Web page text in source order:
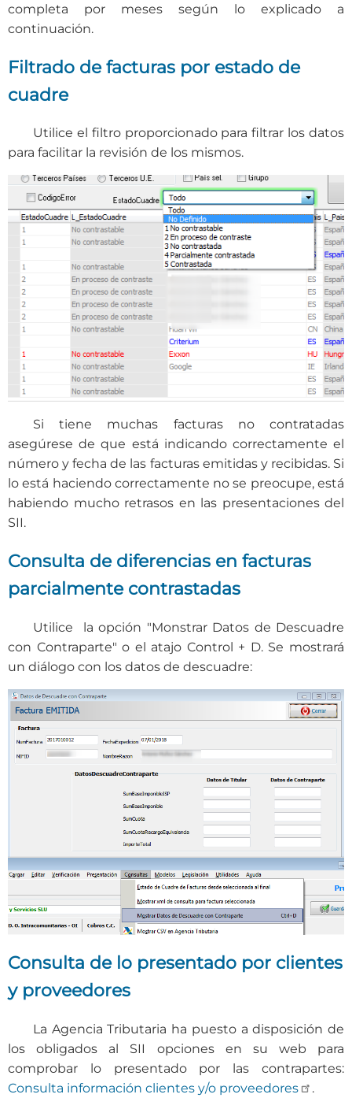
completa por meses según lo explicado a
continuación.
Filtrado de facturas por estado de
cuadre
Utilice el filtro proporcionado para filtrar los datos
para facilitar la revisión de los mismos.
Si tiene muchas facturas no contratadas
asegúrese de que está indicando correctamente el
número y fecha de las facturas emitidas y recibidas. Si
lo está haciendo correctamente no se preocupe, está
habiendo mucho retrasos en las presentaciones del
SII.
Consulta de diferencias en facturas
parcialmente contrastadas
Utilice la opción "Monstrar Datos de Descuadre
con Contraparte" o el atajo Control + D. Se mostrará
un diálogo con los datos de descuadre:
Consulta de lo presentado por clientes
y proveedores
La Agencia Tributaria ha puesto a disposición de
los obligados al SII opciones en su web para
comprobar lo presentado por las contrapartes:
Consulta información clientes y/o proveedores
.